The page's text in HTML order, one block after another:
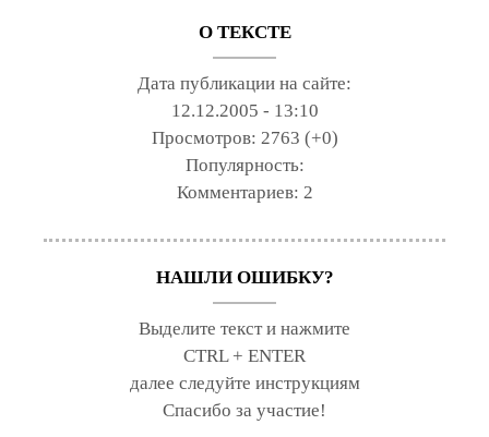
О ТЕКСТЕ
Дата публикации на сайте:
12.12.2005 - 13:10
Просмотров: 2763 (+0)
Популярность:
Комментариев: 2
НАШЛИ ОШИБКУ?
Выделите текст и нажмите
CTRL + ENTER
далее следуйте инструкциям
Спасибо за участие!